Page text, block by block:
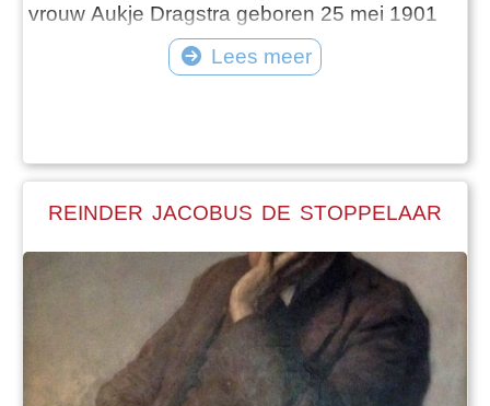
vrouw Aukje Dragstra geboren 25 mei 1901
een eenvoudig maar liefdevol boerenbestaan.
Hun acht kinderen groeiden op tussen de
klopte ook aan hun deur. Toen de Tweede
Lees meer
REINDER JACOBUS DE STOPPELAAR